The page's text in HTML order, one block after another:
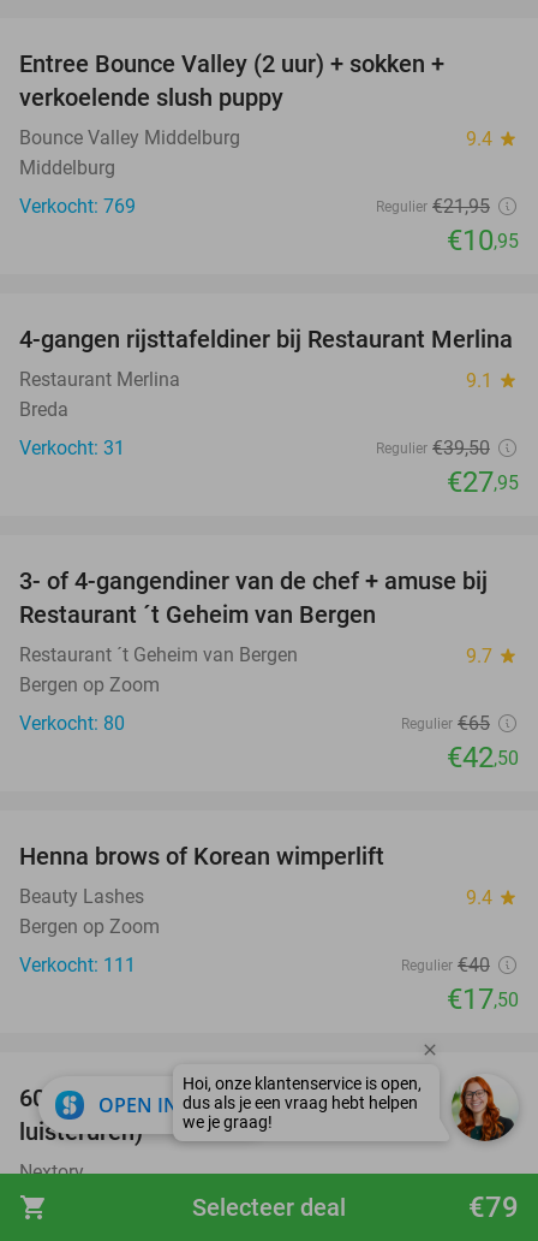
shopping_cart €79
Selecteer deal
Entree Bounce Valley (2 uur) + sokken +
verkoelende slush puppy
Bounce Valley Middelburg 9.4 star
Middelburg
Verkocht: 769
Regulier €21,95
€10,95
29%
4-gangen rijsttafeldiner bij Restaurant Merlina
Restaurant Merlina 9.1 star
Breda
Verkocht: 31
Regulier €39,50
€27,95
35%
3- of 4-gangendiner van de chef + amuse bij
Restaurant ´t Geheim van Bergen
Restaurant ´t Geheim van Bergen 9.7 star
Bergen op Zoom
Verkocht: 80
Regulier €65
€42,50
Henna brows of Korean wimperlift
Beauty Lashes 9.4 star
Bergen op Zoom
Verkocht: 111
Regulier €40
€17,50
100%
60 dagen luisterboeken en e-books (20
luisteruren)
Nextory
Amsterdam
OPEN IN APP close